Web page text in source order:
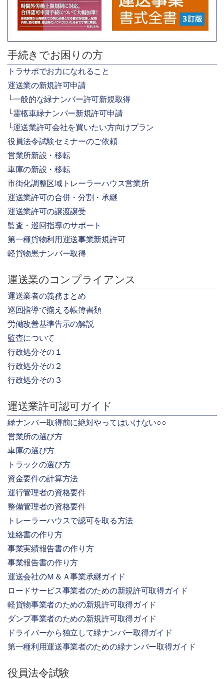
手続きでお困りの方
トラサポでお力になれること
運送業の新規許可申請
一般的な緑ナンバー許可新規取得
霊柩車緑ナンバー新規許可申請
運送業許可会社を買いたい方向けプラン
役員法令試験セミナーのご依頼
営業所新設・移転
車庫の新設・移転
市街化調整区域トレーラーハウス営業所
運送業許可の合併・分割・承継
運送業許可の譲渡譲受
監査・巡回指導のサポート
第一種貨物利用運送事業新規許可
軽貨物黒ナンバー取得
運送業のコンプライアンス
運送業者の義務まとめ
巡回指導で揃える帳簿書類
労働改善基準告示の解説
監査について
行政処分その１
行政処分その２
行政処分その３
運送業許可認可ガイド
緑ナンバー取得前に絶対やってはいけない○○
営業所の選び方
車庫の選び方
トラックの選び方
資金要件の計算方法
運行管理者の資格要件
整備管理者の資格要件
トレーラーハウスで認可を取る方法
連絡書の作り方
事業実績報告書の作り方
事業報告書の作り方
運送会社のＭ＆Ａ事業承継ガイド
ロードサービス事業者のための新規許可取得ガイド
軽貨物事業者のための新規許可取得ガイド
ダンプ事業者のための新規許可取得ガイド
ドライバーから独立して緑ナンバー取得ガイド
第一種利用運送事業者のための緑ナンバー取得ガイド
役員法令試験